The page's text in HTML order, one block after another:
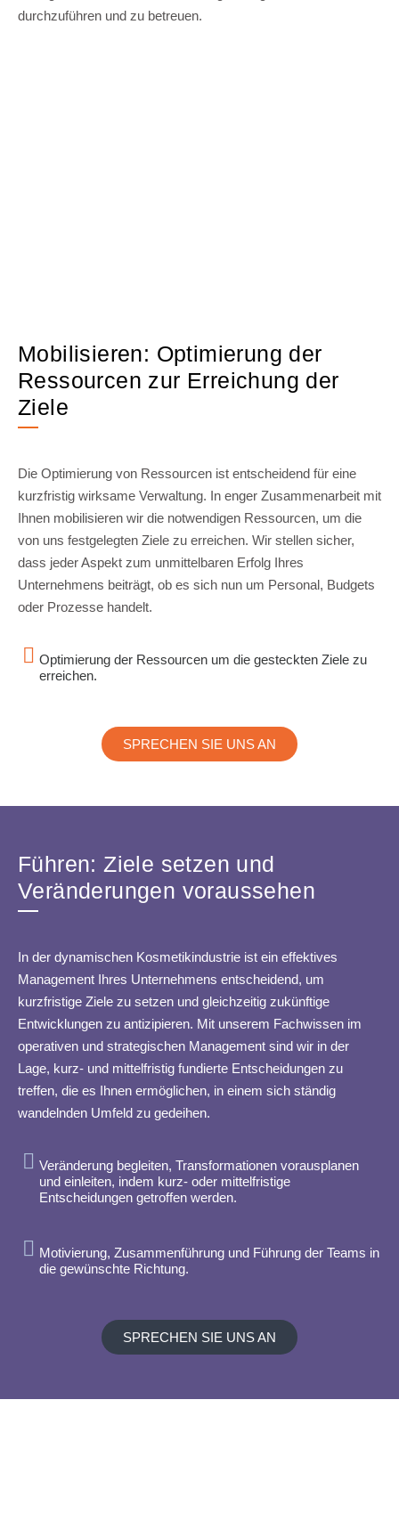
durchzuführen und zu betreuen.
Mobilisieren: Optimierung der
Ressourcen zur Erreichung der
Ziele
Die Optimierung von Ressourcen ist entscheidend für eine
kurzfristig wirksame Verwaltung. In enger Zusammenarbeit mit
Ihnen mobilisieren wir die notwendigen Ressourcen, um die
von uns festgelegten Ziele zu erreichen. Wir stellen sicher,
dass jeder Aspekt zum unmittelbaren Erfolg Ihres
Unternehmens beiträgt, ob es sich nun um Personal, Budgets
oder Prozesse handelt.
Optimierung der Ressourcen um die gesteckten Ziele zu
erreichen.
SPRECHEN SIE UNS AN
Führen: Ziele setzen und
Veränderungen voraussehen
In der dynamischen Kosmetikindustrie ist ein effektives
Management Ihres Unternehmens entscheidend, um
kurzfristige Ziele zu setzen und gleichzeitig zukünftige
Entwicklungen zu antizipieren. Mit unserem Fachwissen im
operativen und strategischen Management sind wir in der
Lage, kurz- und mittelfristig fundierte Entscheidungen zu
treffen, die es Ihnen ermöglichen, in einem sich ständig
wandelnden Umfeld zu gedeihen.
Veränderung begleiten, Transformationen vorausplanen
und einleiten, indem kurz- oder mittelfristige
Entscheidungen getroffen werden.
Motivierung, Zusammenführung und Führung der Teams in
die gewünschte Richtung.
SPRECHEN SIE UNS AN